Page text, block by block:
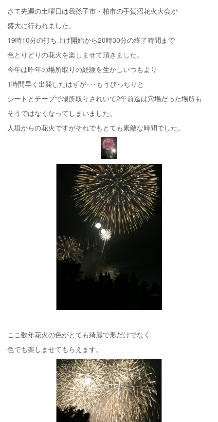
さて先週の土曜日は我孫子市・柏市の手賀沼花火大会が
盛大に行われました。
19時10分の打ち上げ開始から20時30分の終了時間まで
色とりどりの花火を楽しませて頂きました。
今年は昨年の場所取りの経験を生かしいつもより
1時間早く出発したはずが･･･もうびっちりと
シートとテープで場所取りされいて2年前迄は穴場だった場所も
そうではなくなってしまいました。
人垣からの花火ですがそれでもとても素敵な時間でした。
ここ数年花火の色がとても綺麗で形だけでなく
色でも楽しませてもらえます。